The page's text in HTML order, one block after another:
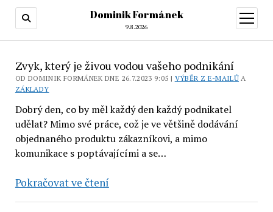
Dominik Formánek
9.8.2026
otevřít
menu
Dominik
Formánek
Zvyk, který je živou vodou vašeho podnikání
OD DOMINIK FORMÁNEK DNE 26.7.2023 9:05 | VÝBĚR Z E-MAILŮ A
ZÁKLADY
Dobrý den, co by měl každý den každý podnikatel
udělat? Mimo své práce, což je ve většině dodávání
objednaného produktu zákazníkovi, a mimo
komunikace s poptávajícími a se…
Pokračovat ve čteníZvyk,